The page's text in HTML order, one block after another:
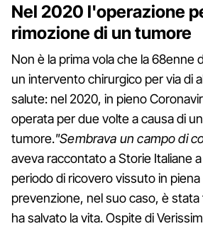
Nel 2020 l'operazione
rimozione di un tumore
Non è la prima vola che la 68enne
un intervento chirurgico per via di
salute: nel 2020, in pieno
operata per due volte a causa di un
tumore."Sembrava un campo di
aveva raccontato a Storie Italiane
periodo di ricovero vissuto in piena
prevenzione, nel suo caso, è
ha salvato la vita. Ospite di